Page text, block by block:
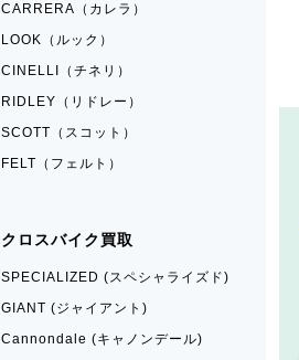
CARRERA（カレラ）
LOOK（ルック）
CINELLI（チネリ）
RIDLEY（リドレー）
SCOTT（スコット）
FELT（フェルト）
クロスバイク買取
SPECIALIZED (スペシャライズド)
GIANT (ジャイアント)
Cannondale (キャノンデール)